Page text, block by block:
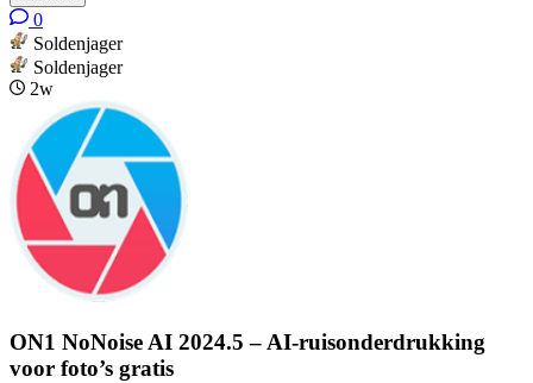
0
Soldenjager
Soldenjager
2w
ON1 NoNoise AI 2024.5 – AI-ruisonderdrukking
voor foto’s gratis